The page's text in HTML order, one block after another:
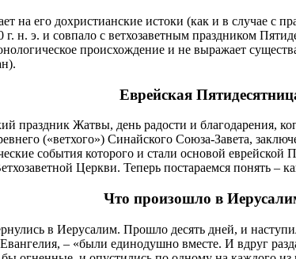
на его дохристианские истоки (как и в случае с
н. э. и совпало с ветхозаветным праздником
происхождение и не выражает
Еврейская
праздник Жатвы, день радости и благодарения,
(«ветхого») Синайского Союза-Завета,
события которого и стали основой
Церкви. Теперь постараемся понять –
Что произошло в
в Иерусалим. Прошло десять дней, и
– «были единодушно вместе. И вдруг